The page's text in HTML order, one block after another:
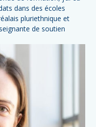
dans des écoles
pluriethnique et
de soutien